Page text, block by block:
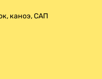
каноэ, САП